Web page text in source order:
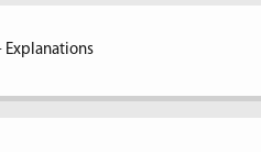
Explanations